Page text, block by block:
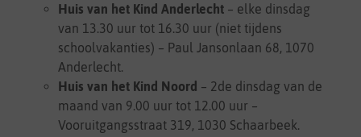
Huis van het Kind Anderlecht – elke dinsdag
van 13.30 uur tot 16.30 uur (niet tijdens
schoolvakanties) – Paul Jansonlaan 68, 1070
Anderlecht.
Huis van het Kind Noord – 2de dinsdag van de
maand van 9.00 uur tot 12.00 uur –
Vooruitgangsstraat 319, 1030 Schaarbeek.